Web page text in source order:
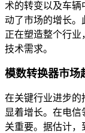
术的转变以及车辆
动了市场的增长。
正在塑造整个行业
技术需求。
模数转换器市场
在关键行业进步的
显着增长。在电
关重要。据估计，